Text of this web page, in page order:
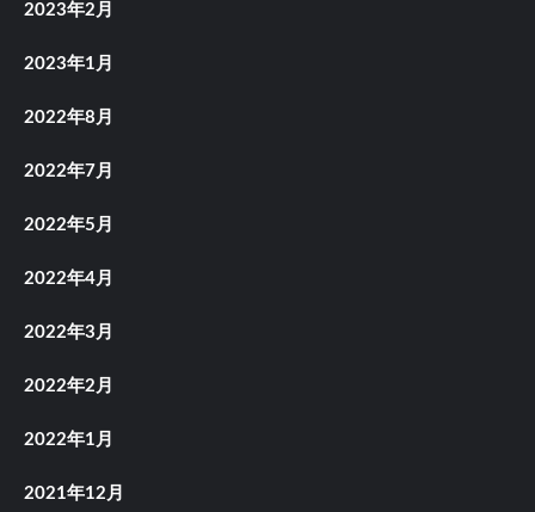
2023年2月
2023年1月
2022年8月
2022年7月
2022年5月
2022年4月
2022年3月
2022年2月
2022年1月
2021年12月